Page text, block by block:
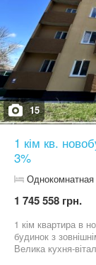
15
1 кім кв.
3%
Однокомнатная
1 745 558 грн.
1 кім квартира в
будинок з
Велика кухня-